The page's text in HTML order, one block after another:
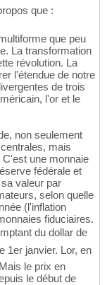
que :
que peu
La transformation
révolution. La
l'étendue de notre
de trois
l'or et le
non seulement
mais
une monnaie
fédérale et
valeur par
selon quelle
(l'inflation
fiduciaires.
du dollar de
janvier. Lor, en
le prix en
le début de